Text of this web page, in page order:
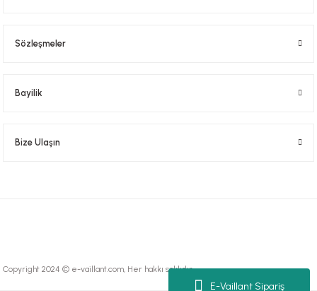
E-Vaillant Sipariş
Sözleşmeler
Bayilik
Bize Ulaşın
Copyright 2024 © e-vaillant.com, Her hakkı saklıdır.